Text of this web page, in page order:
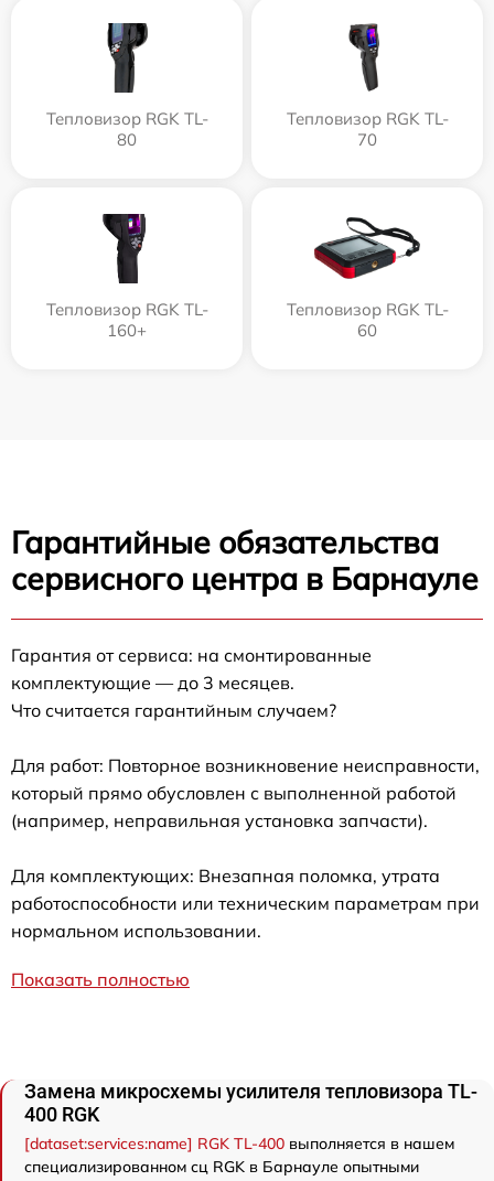
Тепловизор RGK TL-
80
Тепловизор RGK TL-
70
Тепловизор RGK TL-
160+
Тепловизор RGK TL-
60
Гарантийные обязательства
сервисного центра в Барнауле
Гарантия от сервиса: на смонтированные
комплектующие — до 3 месяцев.
Что считается гарантийным случаем?
Для работ: Повторное возникновение неисправности,
который прямо обусловлен с выполненной работой
(например, неправильная установка запчасти).
Для комплектующих: Внезапная поломка, утрата
работоспособности или техническим параметрам при
нормальном использовании.
Показать полностью
Замена микросхемы усилителя тепловизора TL-
400 RGK
[dataset:services:name] RGK TL-400 выполняется в нашем
специализированном сц RGK в Барнауле опытными